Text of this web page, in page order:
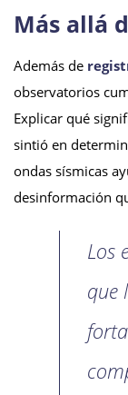
Más allá
Además de
observatorios
Explicar qué
sintió en
ondas sísmicas
desinformación
Los
que